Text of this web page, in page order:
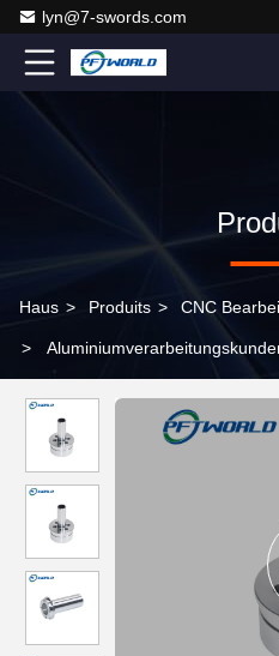
lyn@7-swords.com
Haus > Produits > CNC
>